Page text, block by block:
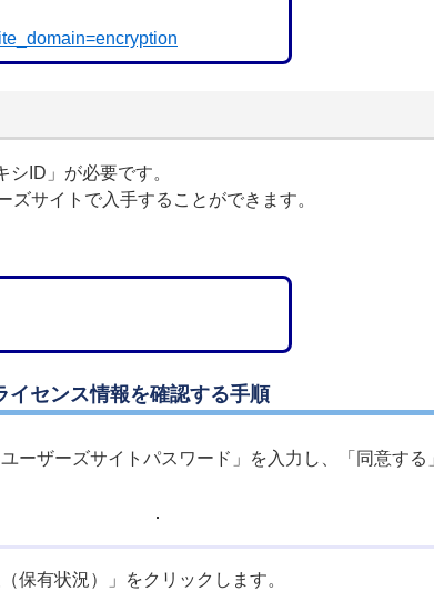
ID」が必要です。
ズサイトで入手することができます。
センス情報を確認する手順
ーザーズサイトパスワード」を入力し、「同意す
保有状況）」をクリックします。